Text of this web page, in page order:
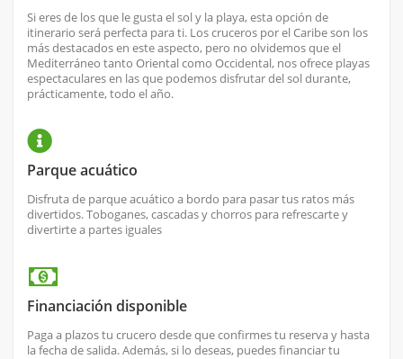
Si eres de los que le gusta el sol y la playa, esta opción de
itinerario será perfecta para ti. Los cruceros por el Caribe son los
más destacados en este aspecto, pero no olvidemos que el
Mediterráneo tanto Oriental como Occidental, nos ofrece playas
espectaculares en las que podemos disfrutar del sol durante,
prácticamente, todo el año.
Parque acuático
Disfruta de parque acuático a bordo para pasar tus ratos más
divertidos. Toboganes, cascadas y chorros para refrescarte y
divertirte a partes iguales
Financiación disponible
Paga a plazos tu crucero desde que confirmes tu reserva y hasta
la fecha de salida. Además, si lo deseas, puedes financiar tu